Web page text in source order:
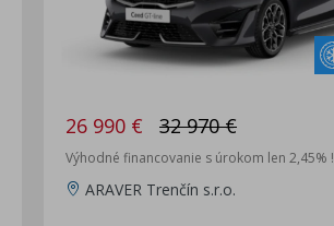
26 990 € 32 970 €
Výhodné financovanie s úrokom len 2,45% !
ARAVER Trenčín s.r.o.